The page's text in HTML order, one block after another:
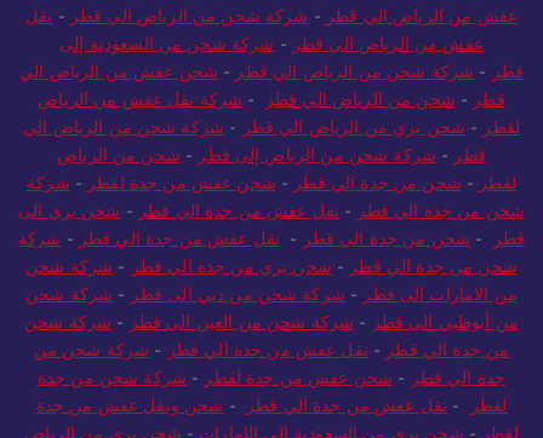
عفش من الرياض الي قطر - شركة شحن من الرياض الي قطر - نقل
عفش من الرياض الي قطر - شركة شحن من السعودية إلى
قطر - شركة شحن من الرياض الي قطر - شحن عفش من الرياض الي
قطر - شحن من الرياض الي قطر - شركة نقل عفش من الرياض
لقطر - شحن بري من الرياض الي قطر - شركة شحن من الرياض الي
قطر - شركة شحن من الرياض إلى قطر - شحن من الرياض
لقطر - شحن من جدة الي قطر - شحن عفش من جدة لقطر - شركة
شحن من جدة الي قطر - نقل عفش من جدة الي قطر - شحن بري الى
قطر
- شحن من جدة الي قطر - نقل عفش من جدة الي قطر - شركة
شحن من جدة الي قطر - شحن بري من جدة الي قطر - شركة شحن
من الامارات الى قطر - شركة شحن من دبي الى قطر - شركة شحن
من أبوظبي الى قطر - شركة شحن من العين الى قطر - شركة شحن
من جدة الي قطر - نقل عفش من جدة الي قطر - شركة شحن من
جدة الي قطر - شحن عفش من جدة لقطر - شركة شحن من جدة
لقطر
- نقل عفش من جدة الي قطر - شحن ونقل عفش من جدة
لقطر - شحن بري من السعودية إلى الإمارات - شحن بري من الرياض